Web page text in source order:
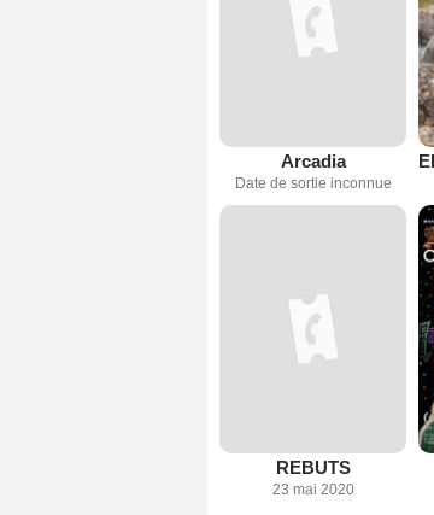
Arcadia
Date de sortie inconnue
REBUTS
23 mai 2020